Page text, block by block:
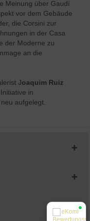
Meinung über Gaudí
vor dem Gebäude
die Corsini zur
in der Casa
der Moderne zu
an die
Joaquim Ruiz
in
neu aufgelegt.